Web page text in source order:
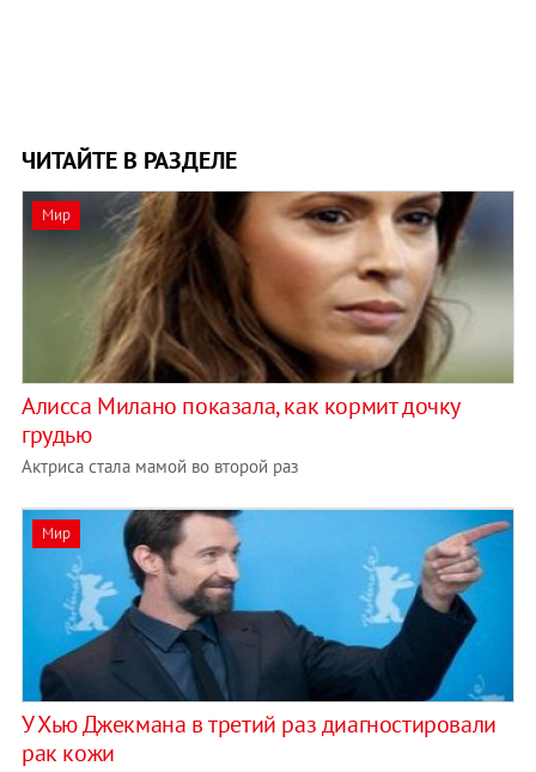
ЧИТАЙТЕ В РАЗДЕЛЕ
Мир
Алисса Милано показала, как кормит дочку
грудью
Актриса стала мамой во второй раз
Мир
У Хью Джекмана в третий раз диагностировали
рак кожи